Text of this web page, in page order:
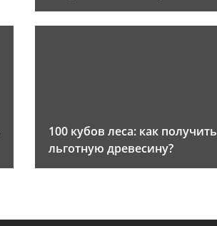
100 кубов леса: как получить
льготную древесину?